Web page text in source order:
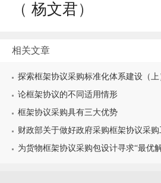
（ 杨文君）
相关文章
探索框架协议采购标准化体系建设（上
论框架协议的不同适用情形
框架协议采购具有三大优势
财政部关于做好政府采购框架协议采
为货物框架协议采购包设计寻求“最优